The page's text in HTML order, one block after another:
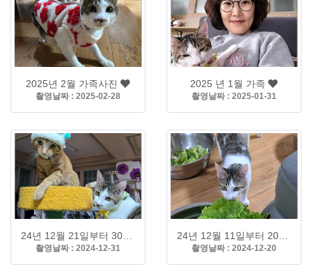
2025년 2월 가족사진
촬영날짜 : 2025-02-28
2025 년 1월 가족
촬영날짜 : 2025-01-31
촬영날짜 : 2024-12-31 촬영날짜 : 2024-12-20